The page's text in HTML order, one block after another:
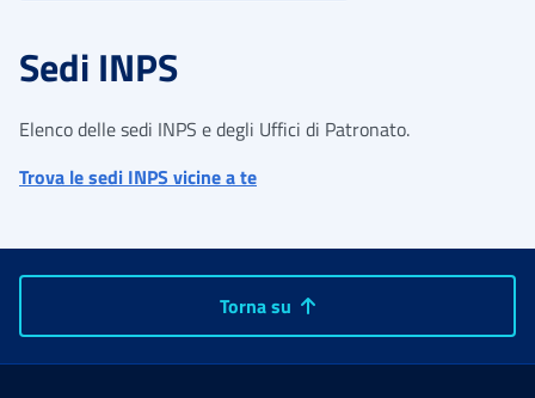
Sedi INPS
Elenco delle sedi INPS e degli Uffici di Patronato.
Trova le sedi INPS vicine a te
Torna su